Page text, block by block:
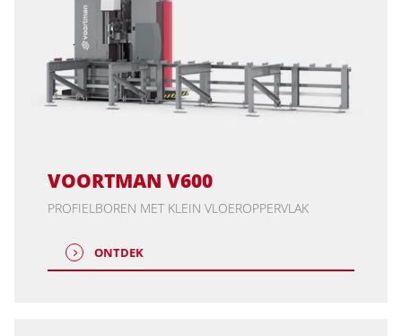
VOORTMAN V600
PROFIELBOREN MET KLEIN VLOEROPPERVLAK
ONTDEK